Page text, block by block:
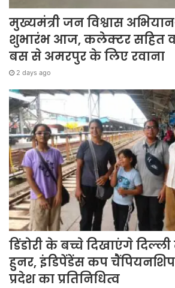
मुख्यमंत्री जन विश्वास
शुभारंभ आज, कलेक्टर सहित
बस से अमरपुर के लिए रवाना
2 days ago
डिंडोरी के बच्चे दिखाएंगे
हुनर, इंडिपेंडेंस कप
प्रदेश का प्रतिनिधित्व